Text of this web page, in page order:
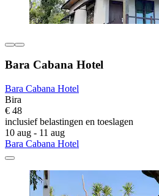
Bara Cabana Hotel
Bara Cabana Hotel
Bira
€ 48
inclusief belastingen en toeslagen
10 aug - 11 aug
Bara Cabana Hotel